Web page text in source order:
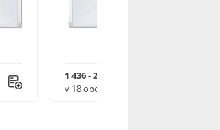
1 436 - 2 382 Kč
v 18 obchodech